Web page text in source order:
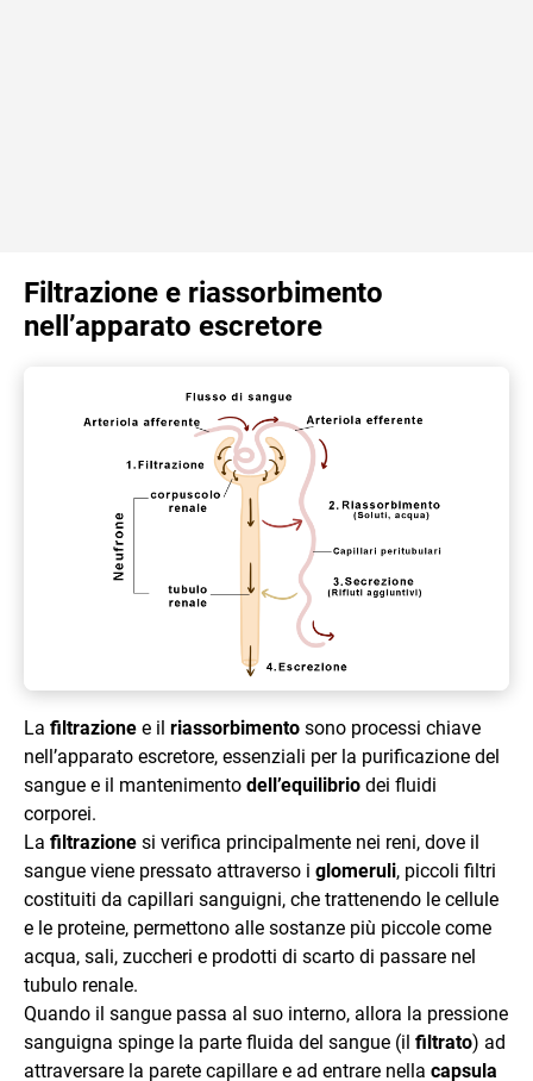
Filtrazione e riassorbimento
nell’apparato escretore
La filtrazione e il riassorbimento sono processi chiave
nell’apparato escretore, essenziali per la purificazione del
sangue e il mantenimento dell’equilibrio dei fluidi
corporei.
La filtrazione si verifica principalmente nei reni, dove il
sangue viene pressato attraverso i glomeruli, piccoli filtri
costituiti da capillari sanguigni, che trattenendo le cellule
e le proteine, permettono alle sostanze più piccole come
acqua, sali, zuccheri e prodotti di scarto di passare nel
tubulo renale.
Quando il sangue passa al suo interno, allora la pressione
sanguigna spinge la parte fluida del sangue (il filtrato) ad
attraversare la parete capillare e ad entrare nella capsula